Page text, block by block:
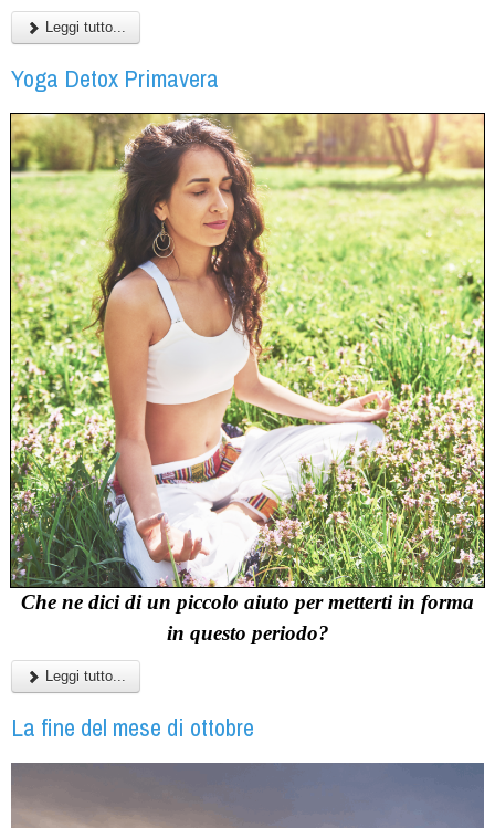
Leggi tutto...
Yoga Detox Primavera
Che ne dici di un piccolo aiuto per metterti in forma
in questo periodo?
Leggi tutto...
La fine del mese di ottobre